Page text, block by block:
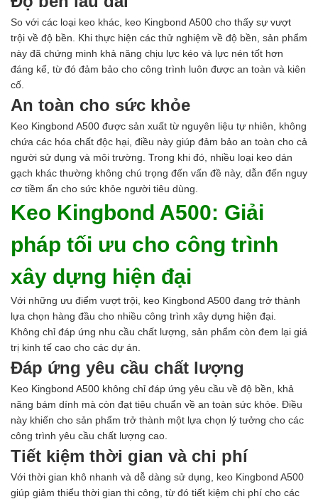
So với các loại keo khác, keo Kingbond A500 cho thấy sự vượt
trội về độ bền. Khi thực hiện các thử nghiệm về độ bền, sản phẩm
này đã chứng minh khả năng chịu lực kéo và lực nén tốt hơn
đáng kể, từ đó đảm bảo cho công trình luôn được an toàn và kiên
cố.
An toàn cho sức khỏe
Keo Kingbond A500 được sản xuất từ nguyên liệu tự nhiên, không
chứa các hóa chất độc hại, điều này giúp đảm bảo an toàn cho cả
người sử dụng và môi trường. Trong khi đó, nhiều loại keo dán
gạch khác thường không chú trọng đến vấn đề này, dẫn đến nguy
cơ tiềm ẩn cho sức khỏe người tiêu dùng.
Keo Kingbond A500: Giải
pháp tối ưu cho công trình
xây dựng hiện đại
Với những ưu điểm vượt trội, keo Kingbond A500 đang trở thành
lựa chọn hàng đầu cho nhiều công trình xây dựng hiện đại.
Không chỉ đáp ứng nhu cầu chất lượng, sản phẩm còn đem lại giá
trị kinh tế cao cho các dự án.
Đáp ứng yêu cầu chất lượng
Keo Kingbond A500 không chỉ đáp ứng yêu cầu về độ bền, khả
năng bám dính mà còn đạt tiêu chuẩn về an toàn sức khỏe. Điều
này khiến cho sản phẩm trở thành một lựa chọn lý tưởng cho các
công trình yêu cầu chất lượng cao.
Tiết kiệm thời gian và chi phí
Với thời gian khô nhanh và dễ dàng sử dụng, keo Kingbond A500
giúp giảm thiểu thời gian thi công, từ đó tiết kiệm chi phí cho các